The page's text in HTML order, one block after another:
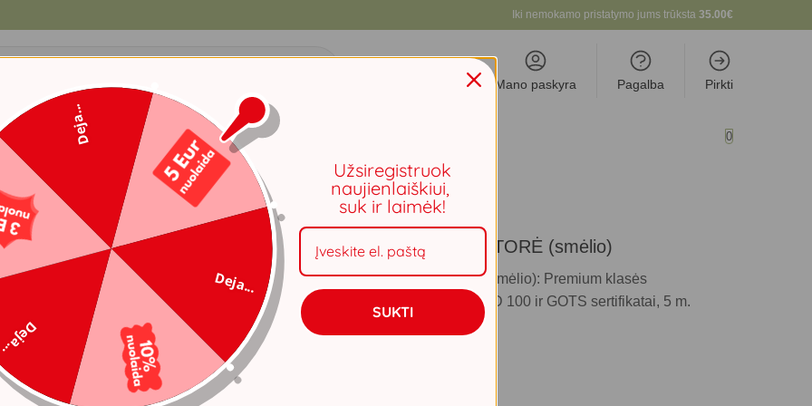
Iki nemokamo pristatymo jums trūksta 35.00€
Mano paskyra Pagalba Pirkti
VAIKO KAMBARYS VIRTUVĖ LAISVALAIKIS 0
Akcija!
Rankšluosčių komplektas IMPERATORĖ (smėlio)
Rankšluosčių komplektas IMPERATORĖ (smėlio): Premium klasės
švelnumas jūsų odai. Oeko-Tex STANDARD 100 ir GOTS sertifikatai, 5 m.
garantija spalvoms.
Deja...
Deja...
Deja...
Užsiregistruok
naujienlaiškiui,
suk ir laimėk!
SUKTI